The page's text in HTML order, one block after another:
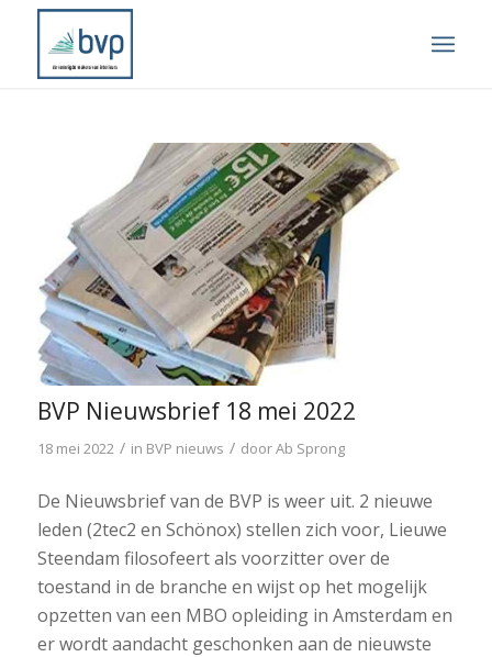
BVP Nieuwsbrief 18 mei 2022
18 mei 2022 / in BVP nieuws / doorAb Sprong
De Nieuwsbrief van de BVP is weer uit. 2 nieuwe
leden (2tec2 en Schönox) stellen zich voor, Lieuwe
Steendam filosofeert als voorzitter over de
toestand in de branche en wijst op het mogelijk
opzetten van een MBO opleiding in Amsterdam en
er wordt aandacht geschonken aan de nieuwste